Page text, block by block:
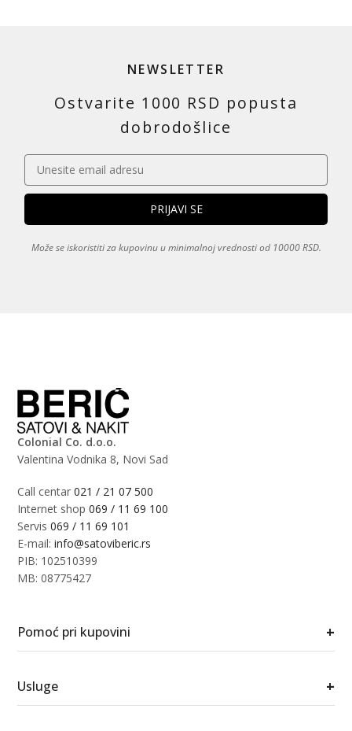
NEWSLETTER
Ostvarite 1000 RSD popusta
dobrodošlice
Može se iskoristiti za kupovinu u minimalnoj vrednosti od 10000 RSD.
Colonial Co. d.o.o.
Valentina Vodnika 8, Novi Sad
Call centar021 / 21 07 500
Internet shop069 / 11 69 100
Servis069 / 11 69 101
E-mail:info@satoviberic.rs
PIB: 102510399
MB: 08775427
Pomoć pri kupovini +
Usluge +